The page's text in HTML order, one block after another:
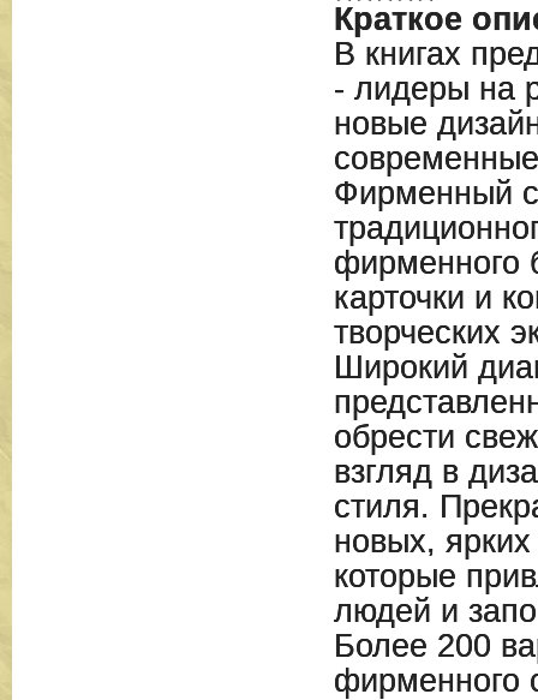
Краткое
В книгах
- лидеры на
новые
Фирменный
фирменного
карточки и
творческих
Широкий
обрести
взгляд в
стиля.
новых,
которые
людей и
Более 200
фирменного